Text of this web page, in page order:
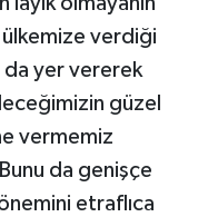
ülkemize verdiği
da yer vererek
güzel
vermemiz
da genişçe
etraflıca